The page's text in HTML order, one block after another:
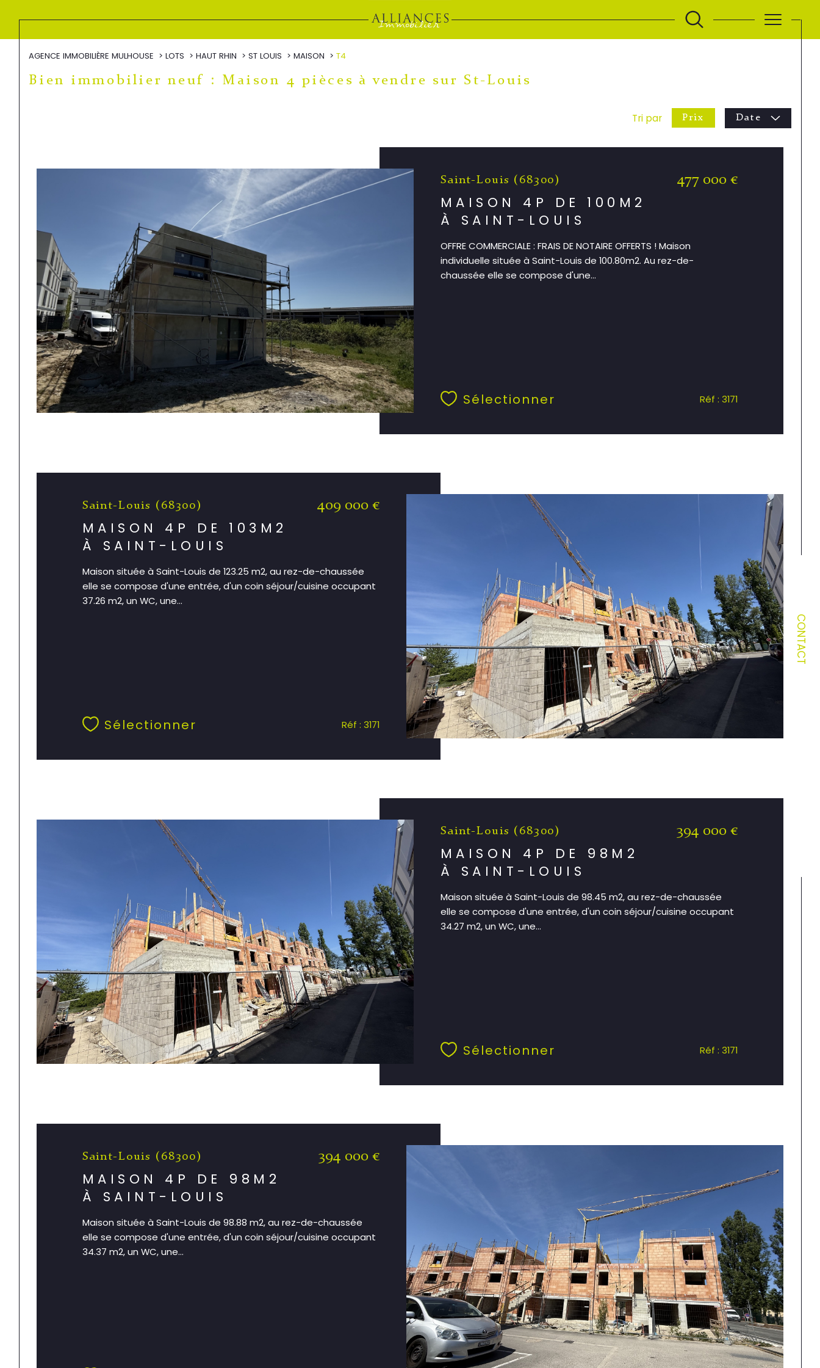
CONTACT
AGENCE IMMOBILIÈRE MULHOUSE LOTS HAUT RHIN ST LOUIS MAISON T4
Bien immobilier neuf : Maison 4 pièces à vendre sur St-Louis
Tri par Prix Date
Saint-Louis (68300)
MAISON 4P DE 100M2
À SAINT-LOUIS
477 000 €
OFFRE COMMERCIALE : FRAIS DE NOTAIRE OFFERTS ! Maison
individuelle située à Saint-Louis de 100.80m2. Au rez-de-
chaussée elle se compose d'une...
Sélectionner Réf : 3171
Saint-Louis (68300)
MAISON 4P DE 103M2
À SAINT-LOUIS
409 000 €
Maison située à Saint-Louis de 123.25 m2, au rez-de-chaussée
elle se compose d'une entrée, d'un coin séjour/cuisine occupant
37.26 m2, un WC, une...
Sélectionner Réf : 3171
Saint-Louis (68300)
MAISON 4P DE 98M2
À SAINT-LOUIS
394 000 €
Maison située à Saint-Louis de 98.45 m2, au rez-de-chaussée
elle se compose d'une entrée, d'un coin séjour/cuisine occupant
34.27 m2, un WC, une...
Sélectionner Réf : 3171
Saint-Louis (68300)
MAISON 4P DE 98M2
À SAINT-LOUIS
394 000 €
Maison située à Saint-Louis de 98.88 m2, au rez-de-chaussée
elle se compose d'une entrée, d'un coin séjour/cuisine occupant
34.37 m2, un WC, une...